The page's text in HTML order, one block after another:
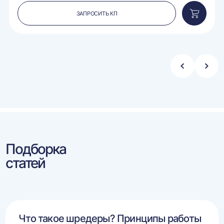
ЗАПРОСИТЬ КП
в
Стрелка
Подборка
статей
Что такое шредеры? Принципы работы